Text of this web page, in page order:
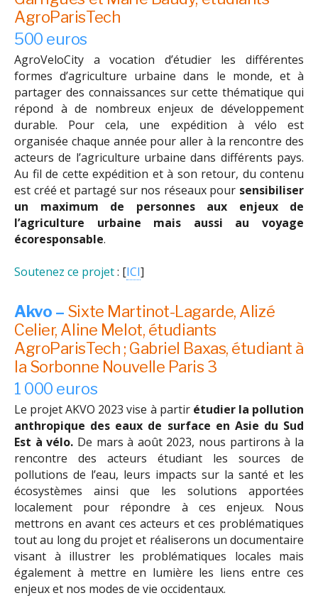
AgroParisTech
500 euros
AgroVeloCity a vocation d’étudier les différentes
formes d’agriculture urbaine dans le monde, et à
partager des connaissances sur cette thématique qui
répond à de nombreux enjeux de développement
durable. Pour cela, une expédition à vélo est
organisée chaque année pour aller à la rencontre des
acteurs de l’agriculture urbaine dans différents pays.
Au fil de cette expédition et à son retour, du contenu
est créé et partagé sur nos réseaux pour sensibiliser
un maximum de personnes aux enjeux de
l’agriculture urbaine mais aussi au voyage
écoresponsable.
Soutenez ce projet: [ICI]
Akvo – Sixte Martinot-Lagarde, Alizé
Celier, Aline Melot, étudiants
AgroParisTech ; Gabriel Baxas, étudiant à
la Sorbonne Nouvelle Paris 3
1 000 euros
Le projet AKVO 2023 vise à partir étudier la pollution
anthropique des eaux de surface en Asie du Sud
Est à vélo. De mars à août 2023, nous partirons à la
rencontre des acteurs étudiant les sources de
pollutions de l’eau, leurs impacts sur la santé et les
écosystèmes ainsi que les solutions apportées
localement pour répondre à ces enjeux. Nous
mettrons en avant ces acteurs et ces problématiques
tout au long du projet et réaliserons un documentaire
visant à illustrer les problématiques locales mais
également à mettre en lumière les liens entre ces
enjeux et nos modes de vie occidentaux.